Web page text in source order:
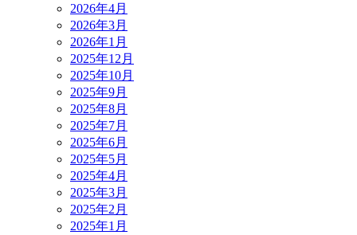
2026年4月
2026年3月
2026年1月
2025年12月
2025年10月
2025年9月
2025年8月
2025年7月
2025年6月
2025年5月
2025年4月
2025年3月
2025年2月
2025年1月